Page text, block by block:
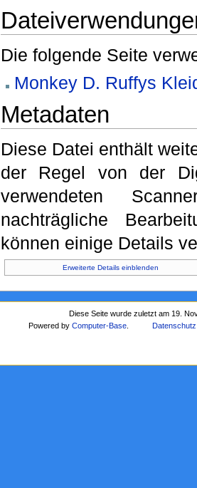
Die folgende Seite
Monkey D. Ruffys
Metadaten
Diese Datei enthält
der Regel von der
verwendeten
nachträgliche
können einige Details
Erweiterte Details einblenden
Diese Seite wurde zuletzt am 19.
Powered byComputer-Base Datenschutz